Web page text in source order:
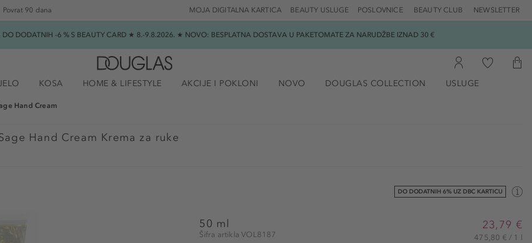
Povrat 90 dana POSLOVNICE BEAUTY CLUB NEWSLETTER
BEAUTY USLUGE
MOJA DIGITALNA KARTICA
DODATNIH -6 % S BEAUTY CARD ★ 8.-9.8.2026. ★ NOVO: BESPLATNA DOSTAVA U PAKETOMATE ZA NARUDŽBE IZNAD 30 €
KOSA HOME & LIFESTYLE AKCIJE I POKLONI NOVO DOUGLAS COLLECTION USLUGE
Hand Cream
Hand Cream Krema za ruke
DO DODATNIH 6% UZ DBC KARTICU
50 ml
Šifra artikla VOL8187
23,79 €
475,80 € / 1 l